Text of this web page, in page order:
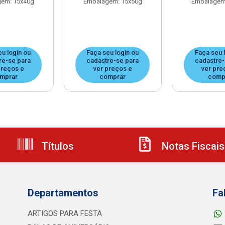
login ou
se para
e
Faça seu login ou
cadastre-se para
ver preços e
comprar
Faça seu
ver
Títulos Notas Fiscais
Departamentos
ARTIGOS PARA FESTA